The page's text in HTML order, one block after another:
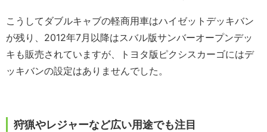
こうしてダブルキャブの軽商用車はハイゼットデッキバン
が残り、2012年7月以降はスバル版サンバーオープンデッ
キも販売されていますが、トヨタ版ピクシスカーゴにはデ
ッキバンの設定はありませんでした。
狩猟やレジャーなど広い用途でも注目